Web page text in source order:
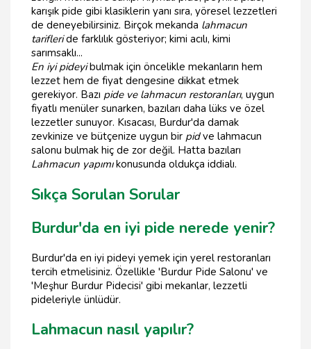
karışık pide gibi klasiklerin yanı sıra, yöresel lezzetleri
de deneyebilirsiniz. Birçok mekanda lahmacun
tarifleride farklılık gösteriyor; kimi acılı, kimi
sarımsaklı...
En iyi pideyibulmak için öncelikle mekanların hem
lezzet hem de fiyat dengesine dikkat etmek
gerekiyor. Bazı pide ve lahmacun restoranları, uygun
fiyatlı menüler sunarken, bazıları daha lüks ve özel
lezzetler sunuyor. Kısacası, Burdur'da damak
zevkinize ve bütçenize uygun bir pidve lahmacun
salonu bulmak hiç de zor değil. Hatta bazıları
Lahmacun yapımıkonusunda oldukça iddialı.
Sıkça Sorulan Sorular
Burdur'da en iyi pide nerede yenir?
Burdur'da en iyi pideyi yemek için yerel restoranları
tercih etmelisiniz. Özellikle 'Burdur Pide Salonu' ve
'Meşhur Burdur Pidecisi' gibi mekanlar, lezzetli
pideleriyle ünlüdür.
Lahmacun nasıl yapılır?